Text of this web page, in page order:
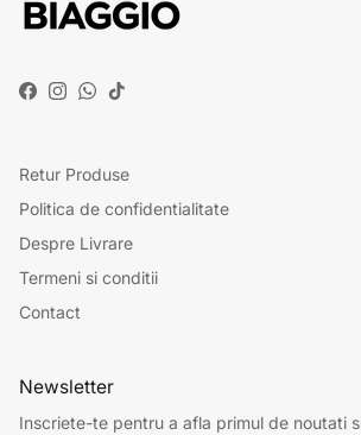
Facebook
Instagram
WhatsApp
TikTok
Retur Produse
Politica de confidentialitate
Despre Livrare
Termeni si conditii
Contact
Newsletter
Inscriete-te pentru a afla primul de noutati